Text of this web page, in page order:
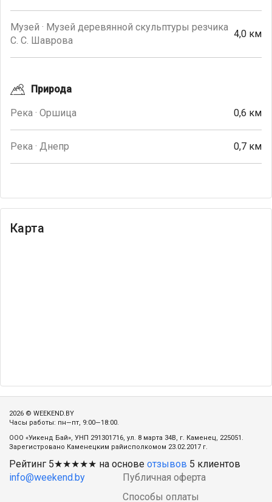
Музей · Музей деревянной скульптуры резчика
С. С. Шаврова
4,0 км
Природа
Река · Оршица 0,6 км
Река · Днепр 0,7 км
Карта
2026 © WEEKEND.BY
Часы работы: пн—пт, 9:00—18:00.
ООО «Уикенд Бай», УНП 291301716, ул. 8 марта 34В, г. Каменец, 225051.
Зарегистровано Каменецким райисполкомом 23.02.2017 г.
Рейтинг 5★★★★★ на основе отзывов 5 клиентов
info@weekend.by
Публичная оферта
Способы оплаты